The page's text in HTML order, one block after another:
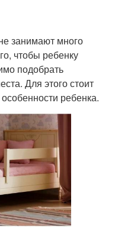
занимают много
чтобы ребенку
подобрать
Для этого стоит
ребенка.